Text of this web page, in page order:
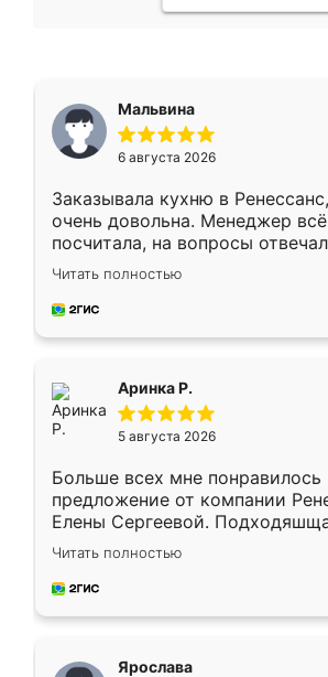
Мальвина
6 августа 2026
Заказывала кухню в
очень довольна. Менеджер
посчитала, на вопросы
Замерщик приехал в субботу,
делу со всей
за день, ребята работали
Читать полностью
Аринка Р.
5 августа 2026
Больше всех мне понравилось
предложение от компании
Елены Сергеевой.
короткие сроки изготовления.
для замера сотрудник
предложил по моему эскизу
Читать полностью
Ярослава